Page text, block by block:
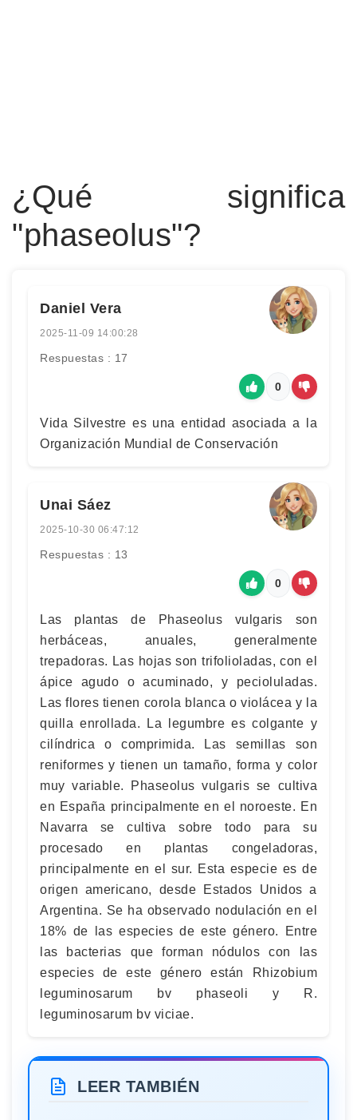
¿Qué significa
"phaseolus"?
Daniel Vera
2025-11-09 14:00:28
Respuestas : 17
0
Vida Silvestre es una entidad asociada a la
Organización Mundial de Conservación
Unai Sáez
2025-10-30 06:47:12
Respuestas : 13
0
Las plantas de Phaseolus vulgaris son
herbáceas, anuales, generalmente
trepadoras. Las hojas son trifolioladas, con el
ápice agudo o acuminado, y pecioluladas.
Las flores tienen corola blanca o violácea y la
quilla enrollada. La legumbre es colgante y
cilíndrica o comprimida. Las semillas son
reniformes y tienen un tamaño, forma y color
muy variable. Phaseolus vulgaris se cultiva
en España principalmente en el noroeste. En
Navarra se cultiva sobre todo para su
procesado en plantas congeladoras,
principalmente en el sur. Esta especie es de
origen americano, desde Estados Unidos a
Argentina. Se ha observado nodulación en el
18% de las especies de este género. Entre
las bacterias que forman nódulos con las
especies de este género están Rhizobium
leguminosarum bv phaseoli y R.
leguminosarum bv viciae.
LEER TAMBIÉN